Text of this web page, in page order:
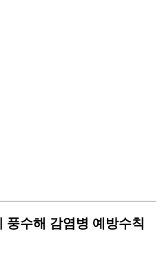
풍수해 감염병 예방수칙